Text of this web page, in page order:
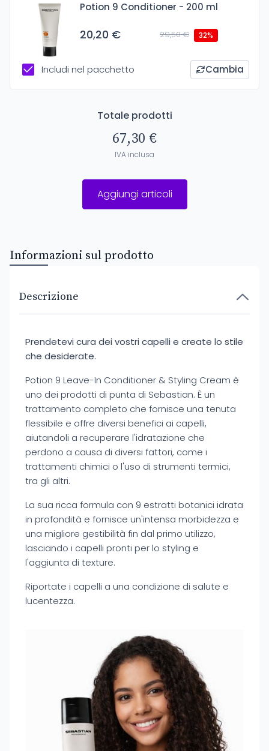
Potion 9 Conditioner - 200 ml
20,20 € 29,50 € 32%
Includi nel pacchetto Cambia
Totale prodotti
67,30 €
IVA inclusa
Aggiungi articoli
Informazioni sul prodotto
Descrizione
Prendetevi cura dei vostri capelli e create lo stile
che desiderate.
Potion 9 Leave-In Conditioner & Styling Cream è
uno dei prodotti di punta di Sebastian. È un
trattamento completo che fornisce una tenuta
flessibile e offre diversi benefici ai capelli,
aiutandoli a recuperare l'idratazione che
perdono a causa di diversi fattori, come i
trattamenti chimici o l'uso di strumenti termici,
tra gli altri.
La sua ricca formula con 9 estratti botanici idrata
in profondità e fornisce un'intensa morbidezza e
una migliore gestibilità fin dal primo utilizzo,
lasciando i capelli pronti per lo styling e
l'aggiunta di texture.
Riportate i capelli a una condizione di salute e
lucentezza.